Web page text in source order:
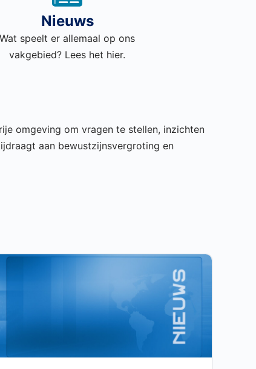
Nieuws
Wat speelt er allemaal op ons
vakgebied? Lees het hier.
omgeving om vragen te stellen, inzichten
aan bewustzijnsvergroting en